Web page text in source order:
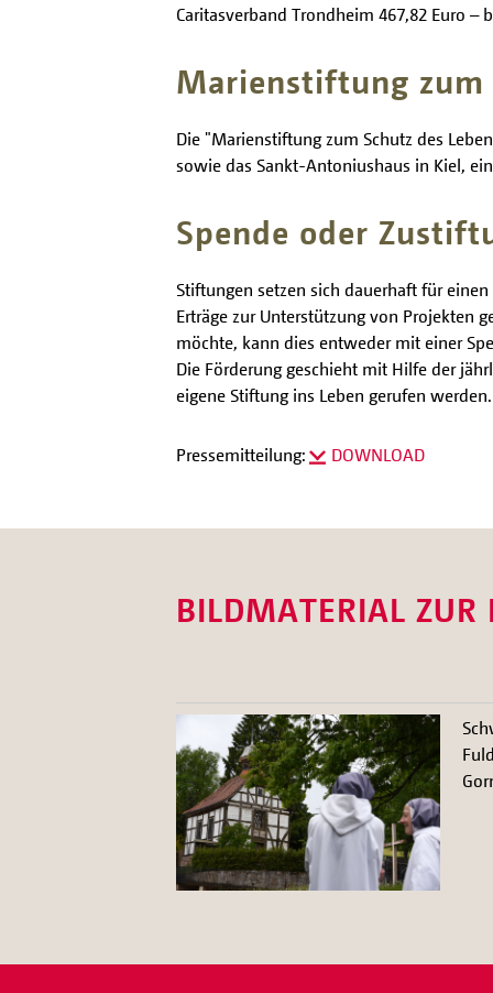
Caritasverband Trondheim 467,82 Euro
Marienstiftung zum
Die "Marienstiftung zum Schutz des
sowie das Sankt-Antoniushaus in Kiel,
Spende oder
Stiftungen setzen sich dauerhaft für
Erträge zur Unterstützung von Projekten
möchte, kann dies entweder mit einer
Die Förderung geschieht mit Hilfe der
eigene Stiftung ins Leben gerufen
Pressemitteilung: DOWNLOAD
BILDMATERIAL ZUR